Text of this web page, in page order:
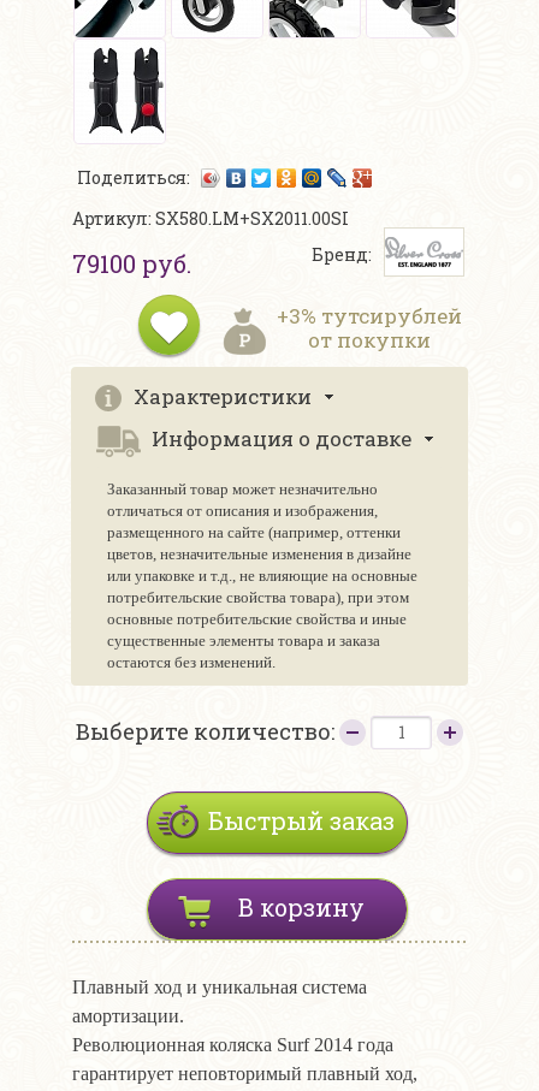
Поделиться:
Артикул: SX580.LM+SX2011.00SI
79100 руб. Бренд:
+3% тутсирублей
от покупки
Характеристики
Информация о доставке
Заказанный товар может незначительно
отличаться от описания и изображения,
размещенного на сайте (например, оттенки
цветов, незначительные изменения в дизайне
или упаковке и т.д., не влияющие на основные
потребительские свойства товара), при этом
основные потребительские свойства и иные
существенные элементы товара и заказа
остаются без изменений.
Выберите количество:
Быстрый заказ
В корзину
Плавный ход и уникальная система
амортизации.
Революционная коляска Surf 2014 года
гарантирует неповторимый плавный ход,